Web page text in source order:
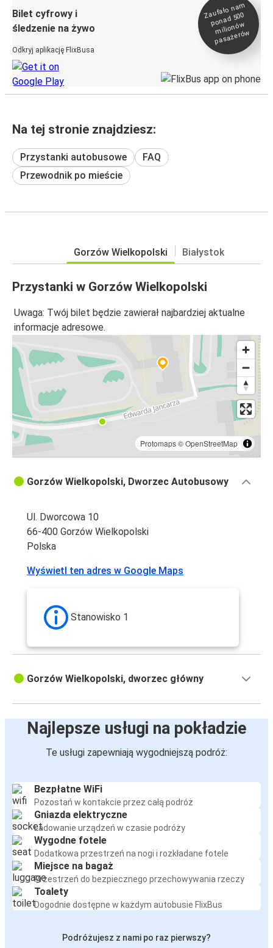
Bilet cyfrowy i
śledzenie na żywo
Odkryj aplikację FlixBusa
Zaufało na
m
ponad 500
milionó
w
pasażeró
w
Na tej stronie znajdziesz:
Przystanki autobusowe
FAQ
Przewodnik po mieście
Gorzów Wielkopolski Białystok
Przystanki w Gorzów Wielkopolski
Uwaga: Twój bilet będzie zawierał najbardziej aktualne
informacje adresowe.
Protomaps©OpenStreetMap
Gorzów Wielkopolski, Dworzec Autobusowy
Ul. Dworcowa 10
66-400 Gorzów Wielkopolski
Polska
Wyświetl ten adres w Google Maps
Stanowisko 1
Gorzów Wielkopolski, dworzec główny
Najlepsze usługi na pokładzie
Te usługi zapewniają wygodniejszą podróż:
Bezpłatne WiFi
Pozostań w kontakcie przez całą podróż
Gniazda elektryczne
Ładowanie urządzeń w czasie podróży
Wygodne fotele
Dodatkowa przestrzeń na nogi i rozkładane fotele
Miejsce na bagaż
Przestrzeń do bezpiecznego przechowywania rzeczy
Toalety
Dogodnie dostępne w każdym autobusie FlixBus
Podróżujesz z nami po raz pierwszy?